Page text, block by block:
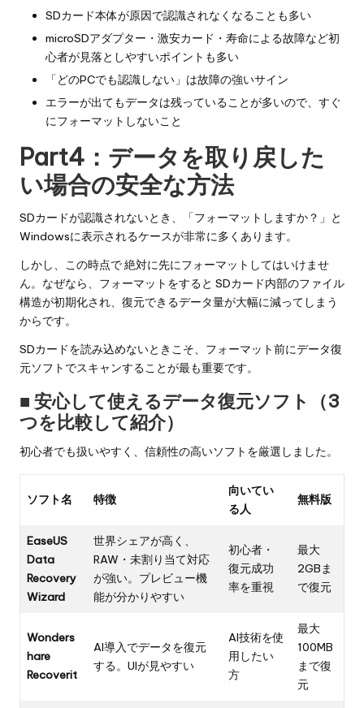
SDカード本体が原因で認識されなくなることも多い
microSDアダプター・激安カード・寿命による故障など初
心者が見落としやすいポイントも多い
「どのPCでも認識しない」は故障の強いサイン
エラーが出てもデータは残っていることが多いので、すぐ
にフォーマットしないこと
Part4：データを取り戻した
い場合の安全な方法
SDカードが認識されないとき、「フォーマットしますか？」と
Windowsに表示されるケースが非常に多くあります。
しかし、この時点で 絶対に先にフォーマットしてはいけませ
ん。なぜなら、フォーマットをすると SDカード内部のファイル
構造が初期化され、復元できるデータ量が大幅に減ってしまう
からです。
SDカードを読み込めないときこそ、フォーマット前にデータ復
元ソフトでスキャンすることが最も重要です。
■ 安心して使えるデータ復元ソフト（3
つを比較して紹介）
初心者でも扱いやすく、信頼性の高いソフトを厳選しました。
ソフト名 特徴
向いてい
る人
無料版
EaseUS
Data
Recovery
Wizard
世界シェアが高く、
RAW・未割り当て対応
が強い。プレビュー機
能が分かりやすい
初心者・
復元成功
率を重視
最大
2GBま
で復元
Wonders
hare
Recoverit
AI導入でデータを復元
する。UIが見やすい
AI技術を使
用したい
方
最大
100MB
まで復
元